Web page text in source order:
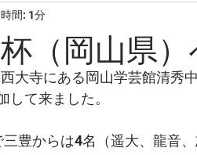
（岡山県
間: 1分
大寺にある岡山学芸館清秀
て来ました。
豊からは4名（遥大、龍音、